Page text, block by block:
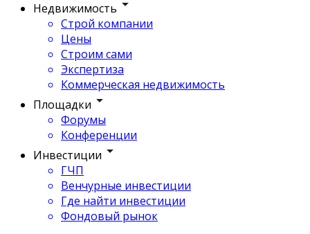
Недвижимость
Строй компании
Цены
Строим сами
Экспертиза
Коммерческая недвижимость
Площадки
Форумы
Конференции
Инвестиции
ГЧП
Венчурные инвестиции
Где найти инвестиции
Фондовый рынок